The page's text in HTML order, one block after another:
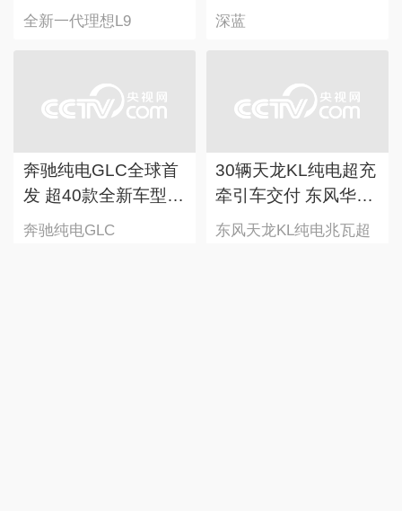
L9正式发布售价
全新一代理想L9
品”全家桶亮相北京车
深蓝
奔驰纯电GLC全球首
发 超40款全新车型上
市大幕开启
奔驰纯电GLC
30辆天龙KL纯电超充
牵引车交付 东风华为
共建兆瓦超充生态
东风天龙KL纯电兆瓦超